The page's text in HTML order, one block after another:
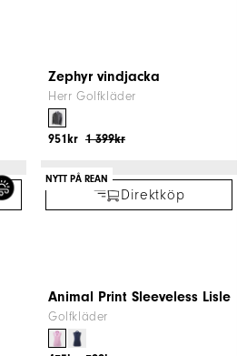
Zephyr vindjacka
Herr Golfkläder